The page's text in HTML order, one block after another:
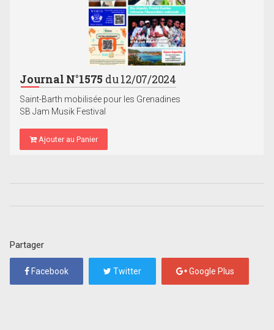
Journal N°1575 du 12/07/2024
Saint-Barth mobilisée pour les Grenadines
SB Jam Musik Festival
Ajouter au Panier
Partager
Facebook Twitter Google Plus